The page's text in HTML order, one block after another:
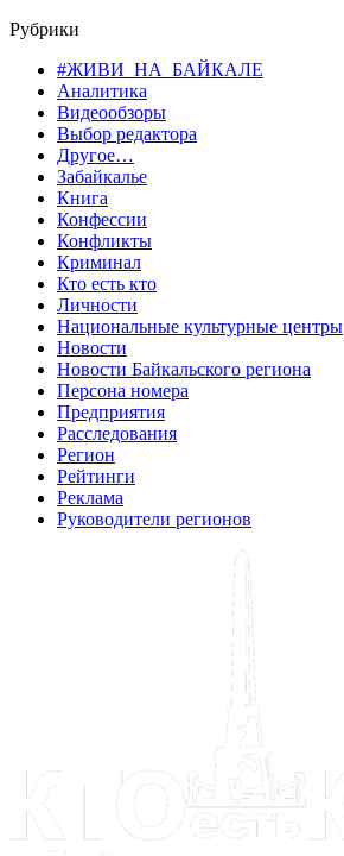
Рубрики
#ЖИВИ_НА_БАЙКАЛЕ
Аналитика
Видеообзоры
Выбор редактора
Другое…
Забайкалье
Книга
Конфессии
Конфликты
Криминал
Кто есть кто
Личности
Национальные культурные центры
Новости
Новости Байкальского региона
Персона номера
Предприятия
Расследования
Регион
Рейтинги
Реклама
Руководители регионов